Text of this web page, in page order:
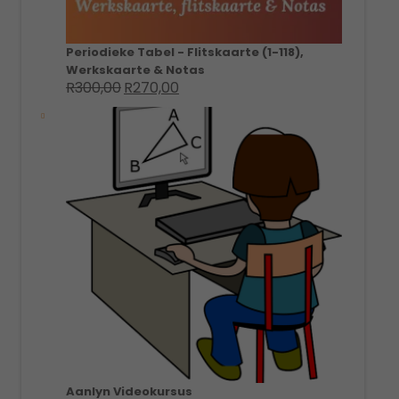
Periodieke Tabel - Flitskaarte (1-118),
Werkskaarte & Notas
R300,00 Original
price
R300,00.
R270,00
price
is:
R270,00.
Aanlyn Videokursus